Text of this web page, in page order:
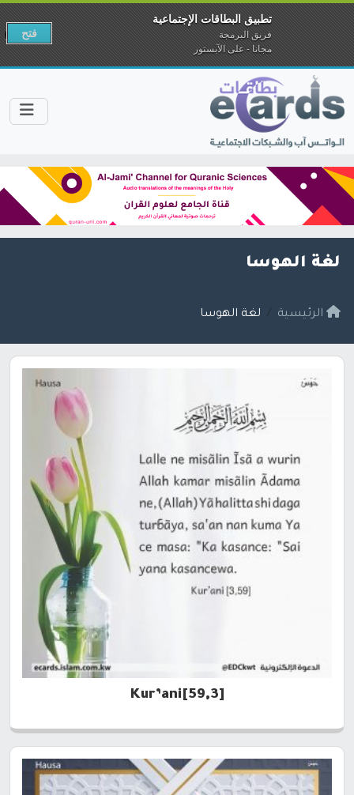
لغة الهوسا
الرئيسية لغة الهوسا
[59,3]Kur’ani
تطبيق البطاقات الإجتماعية
فريق البرمجة
مجانا - على الآبستور
فتح